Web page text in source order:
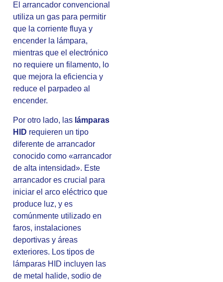
El arrancador convencional
utiliza un gas para permitir
que la corriente fluya y
encender la lámpara,
mientras que el electrónico
no requiere un filamento, lo
que mejora la eficiencia y
reduce el parpadeo al
encender.
Por otro lado, las lámparas
HID requieren un tipo
diferente de arrancador
conocido como «arrancador
de alta intensidad». Este
arrancador es crucial para
iniciar el arco eléctrico que
produce luz, y es
comúnmente utilizado en
faros, instalaciones
deportivas y áreas
exteriores. Los tipos de
lámparas HID incluyen las
de metal halide, sodio de